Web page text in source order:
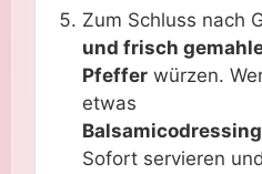
Zum Schluss nach
und frisch
Pfefferwürzen.
etwas
Balsamicodressing
Sofort servieren